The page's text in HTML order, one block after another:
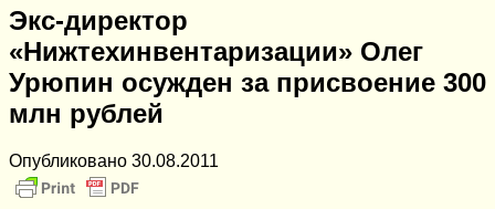
Экс-директор
«Нижтехинвентаризации» Олег
Урюпин осужден за присвоение 300
млн рублей
Опубликовано 30.08.2011